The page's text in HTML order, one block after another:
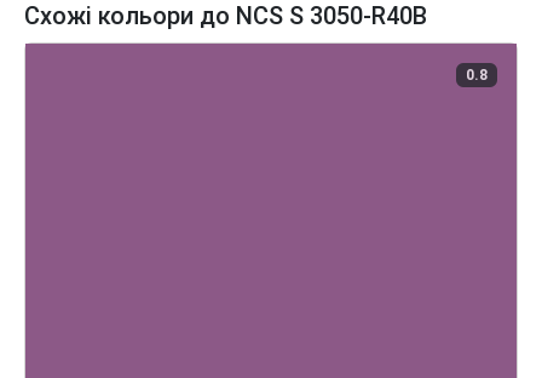
Схожі кольори до NCS S 3050-R40B
0.8